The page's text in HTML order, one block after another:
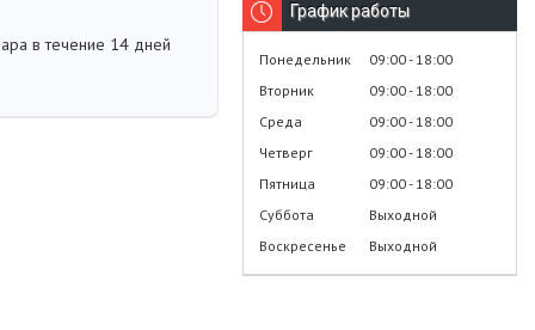
в течение 14 дней
График работы
Понедельник 09:00 18:00
Вторник
09:00 18:00
Среда
09:00 18:00
Четверг
09:00 18:00
Пятница
09:00 18:00
Суббота
Выходной
Воскресенье
Выходной